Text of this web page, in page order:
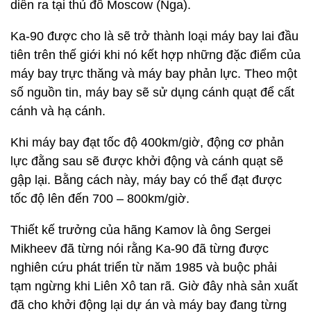
diễn ra tại thủ đô Moscow (Nga).
Ka-90 được cho là sẽ trở thành loại máy bay lai đầu
tiên trên thế giới khi nó kết hợp những đặc điểm của
máy bay trực thăng và máy bay phản lực. Theo một
số nguồn tin, máy bay sẽ sử dụng cánh quạt để cất
cánh và hạ cánh.
Khi máy bay đạt tốc độ 400km/giờ, động cơ phản
lực đằng sau sẽ được khởi động và cánh quạt sẽ
gập lại. Bằng cách này, máy bay có thể đạt được
tốc độ lên đến 700 – 800km/giờ.
Thiết kế trưởng của hãng Kamov là ông Sergei
Mikheev đã từng nói rằng Ka-90 đã từng được
nghiên cứu phát triển từ năm 1985 và buộc phải
tạm ngừng khi Liên Xô tan rã. Giờ đây nhà sản xuất
đã cho khởi động lại dự án và máy bay đang từng